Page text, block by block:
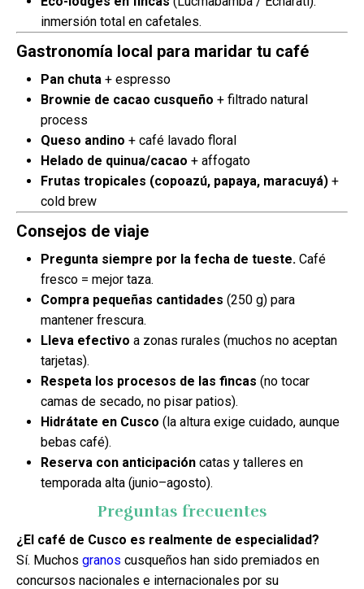
inmersión total en cafetales.
Gastronomía local para maridar tu café
Pan chuta + espresso
Brownie de cacao cusqueño + filtrado natural
process
Queso andino + café lavado floral
Helado de quinua/cacao + affogato
Frutas tropicales (copoazú, papaya, maracuyá) +
cold brew
Consejos de viaje
Pregunta siempre por la fecha de tueste. Café
fresco = mejor taza.
Compra pequeñas cantidades (250 g) para
mantener frescura.
Lleva efectivo a zonas rurales (muchos no aceptan
tarjetas).
Respeta los procesos de las fincas (no tocar
camas de secado, no pisar patios).
Hidrátate en Cusco (la altura exige cuidado, aunque
bebas café).
Reserva con anticipación catas y talleres en
temporada alta (junio–agosto).
Preguntas frecuentes
¿El café de Cusco es realmente de especialidad?
Sí. Muchos granos cusqueños han sido premiados en
concursos nacionales e internacionales por su